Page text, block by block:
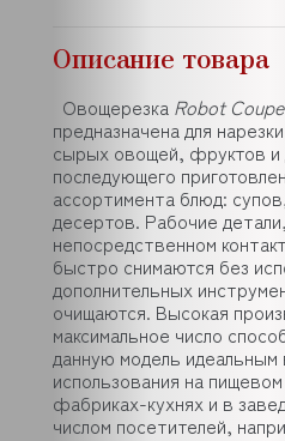
Описание товара
Овощерезка Robot
предназначена для
сырых овощей, фруктов и
последующего
ассортимента блюд:
десертов. Рабочие
непосредственном
быстро снимаются без
дополнительных
очищаются. Высокая
максимальное число
данную модель
использования на
фабриках-кухнях и в
числом посетителей,